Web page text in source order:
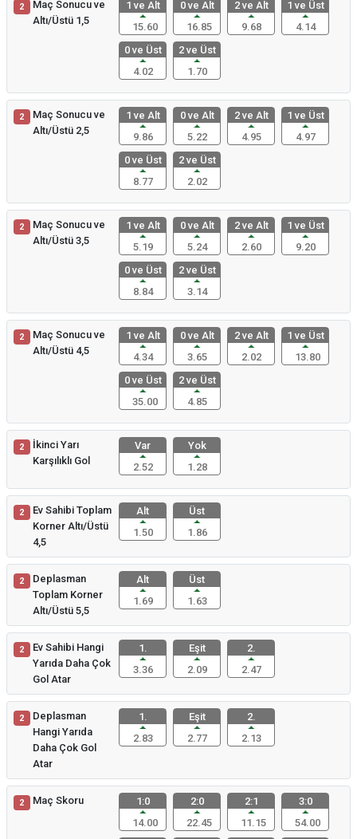
2
Maç Sonucu ve
Altı/Üstü 1,5
1 ve Alt
15.60
0 ve Alt
16.85
2 ve Alt
9.68
1 ve Üst
4.14
0 ve Üst
4.02
2 ve Üst
1.70
2
Maç Sonucu ve
Altı/Üstü 2,5
1 ve Alt
9.86
0 ve Alt
5.22
2 ve Alt
4.95
1 ve Üst
4.97
0 ve Üst
8.77
2 ve Üst
2.02
2
Maç Sonucu ve
Altı/Üstü 3,5
1 ve Alt
5.19
0 ve Alt
5.24
2 ve Alt
2.60
1 ve Üst
9.20
0 ve Üst
8.84
2 ve Üst
3.14
2
Maç Sonucu ve
Altı/Üstü 4,5
1 ve Alt
4.34
0 ve Alt
3.65
2 ve Alt
2.02
1 ve Üst
13.80
0 ve Üst
35.00
2 ve Üst
4.85
2
İkinci Yarı
Karşılıklı Gol
Var
2.52
Yok
1.28
2
Ev Sahibi Toplam
Korner Altı/Üstü
4,5
Alt
1.50
Üst
1.86
2
Deplasman
Toplam Korner
Altı/Üstü 5,5
Alt
1.69
Üst
1.63
2
Ev Sahibi Hangi
Yarıda Daha Çok
Gol Atar
1.
3.36
Eşit
2.09
2.
2.47
2
Deplasman
Hangi Yarıda
Daha Çok Gol
Atar
1.
2.83
Eşit
2.77
2.
2.13
2 Maç Skoru
1:0
14.00
2:0
22.45
2:1
11.15
3:0
54.00